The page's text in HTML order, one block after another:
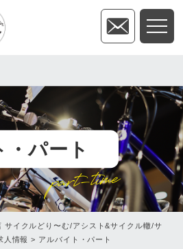
・パート
part-time
サイクルどり〜む/アシスト&サイクル轍/サ
人情報 > アルバイト・パート